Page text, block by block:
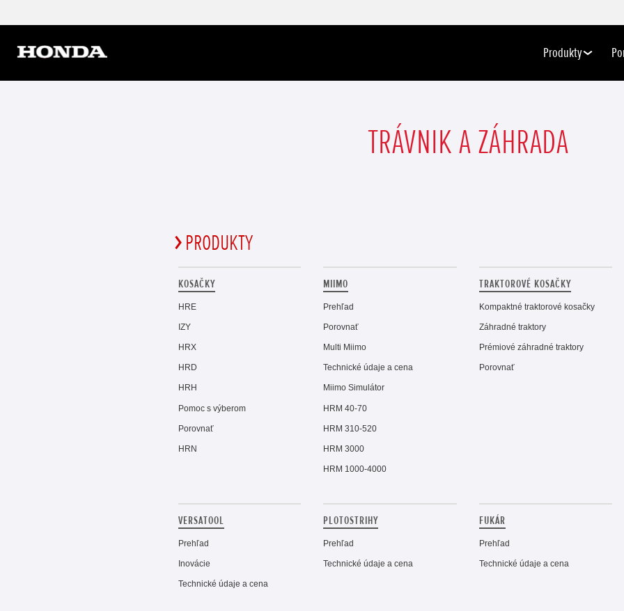
Produkty
TRÁVNIK A ZÁHRADA
PRODUKTY
KOSAČKY
HRE
IZY
HRX
HRD
HRH
Pomoc s výberom
Porovnať
HRN
MIIMO
Prehľad
Porovnať
Multi Miimo
Technické údaje a cena
Miimo Simulátor
HRM 40-70
HRM 310-520
HRM 3000
HRM 1000-4000
TRAKTOROVÉ KOSAČKY
Kompaktné traktorové kosačky
Záhradné traktory
Prémiové záhradné traktory
Porovnať
VERSATOOL
Prehľad
Inovácie
Technické údaje a cena
PLOTOSTRIHY
Prehľad
Technické údaje a cena
FUKÁR
Prehľad
Technické údaje a cena